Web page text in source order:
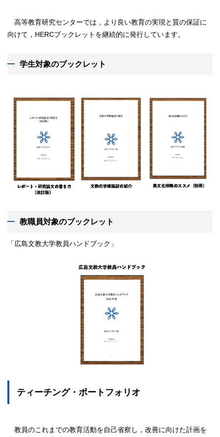
高等教育研究センターでは，より良い教育の実現と質の保証に
向けて，HERCブックレットを継続的に発行しています。
学生対象のブックレット
教職員対象のブックレット
「広島文教大学教員ハンドブック」
ティーチング・ポートフォリオ
教員のこれまでの教育活動を自己省察し，改善に向けた計画を